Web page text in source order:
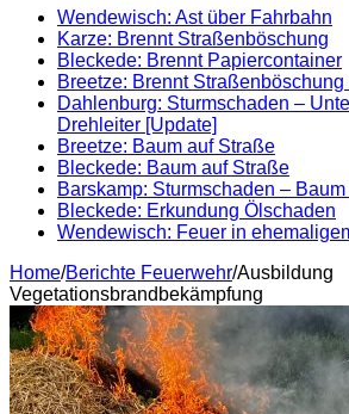
Wendewisch: Ast über Fahrbahn
Karze: Brennt Straßenböschung
Bleckede: Brennt Papiercontainer
Breetze: Brennt Straßenböschung
Dahlenburg: Sturmschaden –
Drehleiter [Update]
Breetze: Baum auf Straße
Bleckede: Baum auf Straße
Barskamp: Sturmschaden –
Bleckede: Erkundung Ölschaden
Wendewisch: Feuer in
Home/Berichte Feuerwehr/Ausbildung
Vegetationsbrandbekämpfung